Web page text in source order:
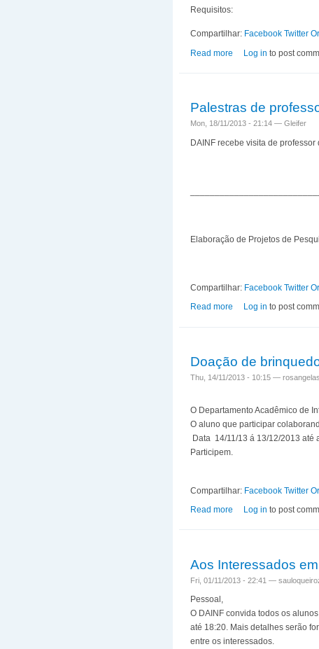
Requisitos:
Compartilhar: Facebook Twitter
Read more about Vaga de
Log in to post
Palestras de
Mon, 18/11/2013 - 21:14 — Gleifer
DAINF recebe visita de
Elaboração de Projetos de
Compartilhar: Facebook Twitter
Read more about Palestras de
Log in to post
Doação de
Thu, 14/11/2013 - 10:15 —
O Departamento Acadêmico de
O aluno que participar
Data 14/11/13 á 13/12/2013 até
Participem.
Compartilhar: Facebook Twitter
Read more about Doação de
Log in to post
Aos Interessados
Fri, 01/11/2013 - 22:41 —
Pessoal,
O DAINF convida todos os
até 18:20. Mais detalhes serão
entre os interessados.